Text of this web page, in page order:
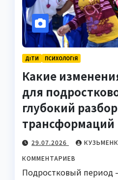
ДІТИ ПСИХОЛОГІЯ
Какие
для
глубокий разбор
трансформаций
29.07.2026
КОММЕНТАРИЕВ
Подростковый период